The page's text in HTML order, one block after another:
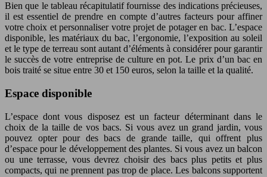
Bien que le tableau récapitulatif fournisse des indications précieuses,
il est essentiel de prendre en compte d’autres facteurs pour affiner
votre choix et personnaliser votre projet de potager en bac. L’espace
disponible, les matériaux du bac, l’ergonomie, l’exposition au soleil
et le type de terreau sont autant d’éléments à considérer pour garantir
le succès de votre entreprise de culture en pot. Le prix d’un bac en
bois traité se situe entre 30 et 150 euros, selon la taille et la qualité.
Espace disponible
L’espace dont vous disposez est un facteur déterminant dans le
choix de la taille de vos bacs. Si vous avez un grand jardin, vous
pouvez opter pour des bacs de grande taille, qui offrent plus
d’espace pour le développement des plantes. Si vous avez un balcon
ou une terrasse, vous devrez choisir des bacs plus petits et plus
compacts, qui ne prennent pas trop de place. Les balcons supportent